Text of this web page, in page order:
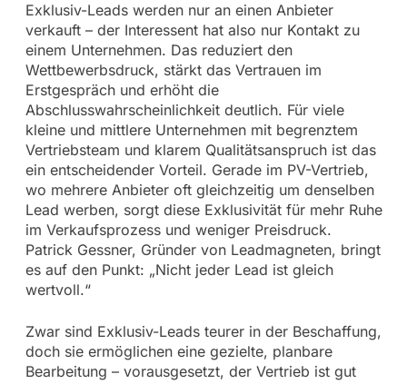
Exklusiv-Leads werden nur an einen Anbieter
verkauft – der Interessent hat also nur Kontakt zu
einem Unternehmen. Das reduziert den
Wettbewerbsdruck, stärkt das Vertrauen im
Erstgespräch und erhöht die
Abschlusswahrscheinlichkeit deutlich. Für viele
kleine und mittlere Unternehmen mit begrenztem
Vertriebsteam und klarem Qualitätsanspruch ist das
ein entscheidender Vorteil. Gerade im PV-Vertrieb,
wo mehrere Anbieter oft gleichzeitig um denselben
Lead werben, sorgt diese Exklusivität für mehr Ruhe
im Verkaufsprozess und weniger Preisdruck.
Patrick Gessner, Gründer von Leadmagneten, bringt
es auf den Punkt: „Nicht jeder Lead ist gleich
wertvoll.“
Zwar sind Exklusiv-Leads teurer in der Beschaffung,
doch sie ermöglichen eine gezielte, planbare
Bearbeitung – vorausgesetzt, der Vertrieb ist gut